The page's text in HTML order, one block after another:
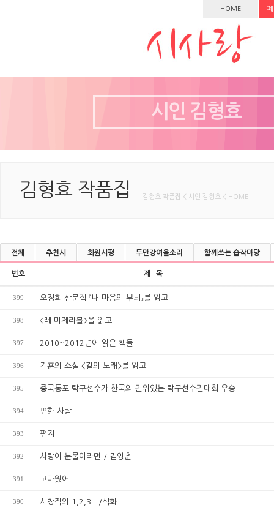
HOME
시인 김형효
김형효 작품집 김형효 작품집 < 시인 김형효 < HOME
전체 추천시 회원시평 두만강여울소리 함께쓰는 습작마당
번호 제 목
399 오정희 산문집 『내 마음의 무늬』를 읽고
398 <레 미제라블>을 읽고
397 2010~2012년에 읽은 책들
396 김훈의 소설 <칼의 노래>를 읽고
395 중국동포 탁구선수가 한국의 권위있는 탁구선수권대회 우승
394 편한 사람
393 편지
392 사랑이 눈물이라면 / 김영춘
391 고마웠어
390 시창작의 1,2,3.../석화